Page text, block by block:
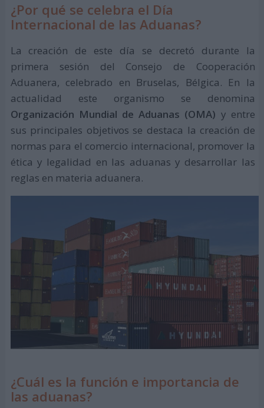
¿Por qué se celebra el Día
Internacional de las Aduanas?
La creación de este día se decretó durante la
primera sesión del Consejo de Cooperación
Aduanera, celebrado en Bruselas, Bélgica. En la
actualidad este organismo se denomina
Organización Mundial de Aduanas (OMA) y entre
sus principales objetivos se destaca la creación de
normas para el comercio internacional, promover la
ética y legalidad en las aduanas y desarrollar las
reglas en materia aduanera.
¿Cuál es la función e importancia de
las aduanas?